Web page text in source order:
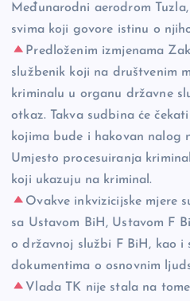
Međunarodni aerodrom
svima koji govore istinu o
Predloženim izmjenama
službenik koji na društvenim
kriminalu u organu državne
otkaz. Takva sudbina će
kojima bude i hakovan nalog
Umjesto procesuiranja
koji ukazuju na kriminal.
Ovakve inkvizicijske mjere
sa Ustavom BiH, Ustavom F
o državnoj službi F BiH, kao i
dokumentima o osnovnim
Vlada TK nije stala na